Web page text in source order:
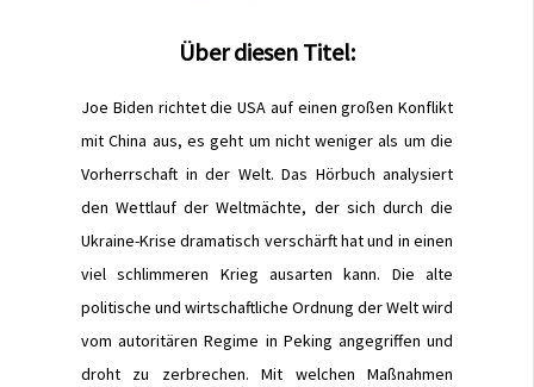
Über diesen Titel:
Joe Biden richtet die USA auf einen großen Konflikt
mit China aus, es geht um nicht weniger als um die
Vorherrschaft in der Welt. Das Hörbuch analysiert
den Wettlauf der Weltmächte, der sich durch die
Ukraine-Krise dramatisch verschärft hat und in einen
viel schlimmeren Krieg ausarten kann. Die alte
politische und wirtschaftliche Ordnung der Welt wird
vom autoritären Regime in Peking angegriffen und
droht zu zerbrechen. Mit welchen Maßnahmen